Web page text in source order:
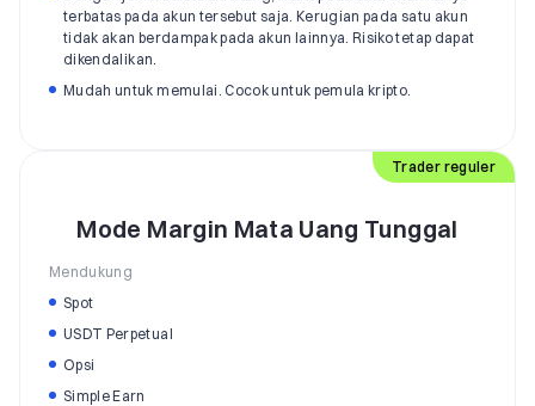
terbatas pada akun tersebut saja. Kerugian pada satu akun
tidak akan berdampak pada akun lainnya. Risiko tetap dapat
dikendalikan.
Mudah untuk memulai. Cocok untuk pemula kripto.
Mode Margin Mata Uang Tunggal
Trader reguler
Mendukung
Spot
USDT Perpetual
Opsi
Simple Earn